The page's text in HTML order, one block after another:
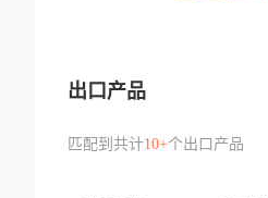
出口产品
匹配到共计10+个出口产品